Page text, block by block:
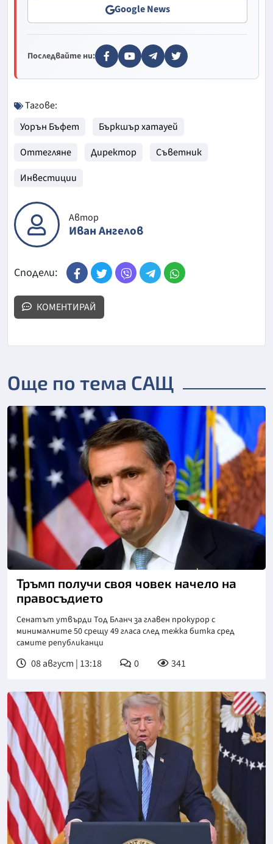
Google News
Последвайте ни:
Тагове:
Уорън Бъфет
Бъркшър хатауей
Оттегляне
Директор
Съветник
Инвестиции
Автор
Иван Ангелов
Сподели:
КОМЕНТИРАЙ
Още по тема САЩ
Снимка: Асошиейтед прес
Тръмп получи своя човек начело на
правосъдието
Сенатът утвърди Тод Бланч за главен прокурор с
минималните 50 срещу 49 гласа след тежка битка сред
самите републиканци
08 август | 13:18 0 341